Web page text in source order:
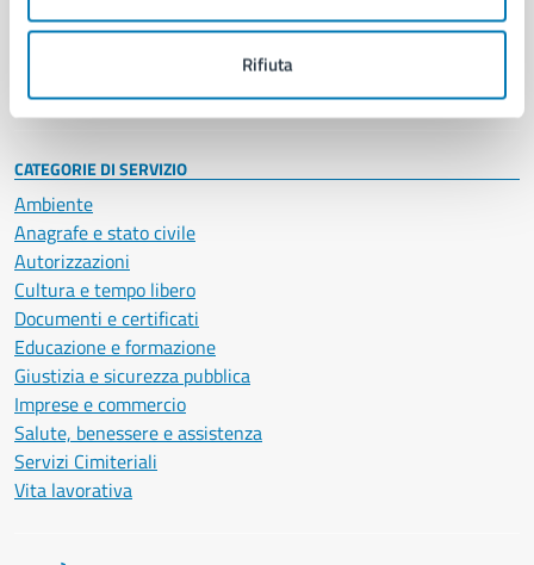
Rifiuta
Personale amministrativo
CATEGORIE DI SERVIZIO
Ambiente
Anagrafe e stato civile
Autorizzazioni
Cultura e tempo libero
Documenti e certificati
Educazione e formazione
Giustizia e sicurezza pubblica
Imprese e commercio
Salute, benessere e assistenza
Servizi Cimiteriali
Vita lavorativa